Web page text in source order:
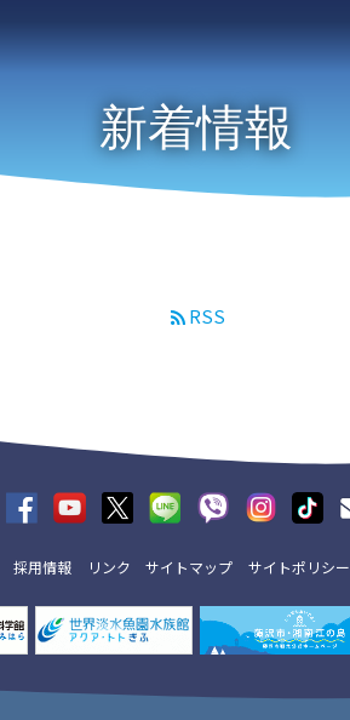
新着情報
RSS
採用情報 リンク サイトマップ サイトポリシー